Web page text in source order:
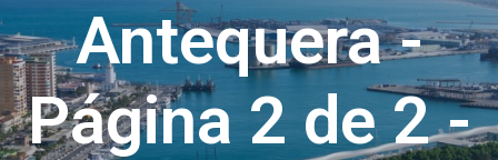
Antequera -
Página 2 de 2 -